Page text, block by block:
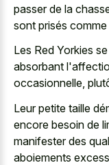
passer de la
sont prisés
Les Red Yorkies
absorbant
occasionnelle,
Leur petite taille
encore besoin de
manifester des
aboiements